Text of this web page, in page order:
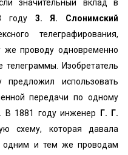
значительный вклад в
году 3. Я. Слонимский
телеграфирования,
проводу одновременно
Изобретатель
использовать
передачи по одному
В 1881 году инженер
Г. Г.
схему, которая давала
одним и тем же проводам